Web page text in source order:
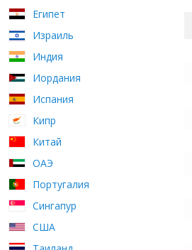
Египет
Израиль
Индия
Иордания
Испания
Кипр
Китай
ОАЭ
Португалия
Сингапур
США